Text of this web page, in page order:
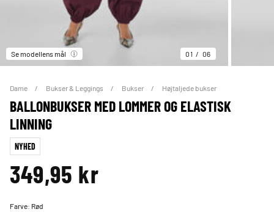
Se modellens mål 01 06
Dame Bukser & Leggings Bukser Højtaljede bukser
BALLONBUKSER MED LOMMER OG ELASTISK
LINNING
NYHED
349,95 kr
Farve: Rød